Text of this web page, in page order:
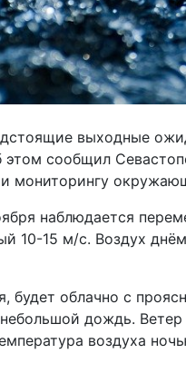
выходные
этом сообщил
мониторингу
наблюдается
10-15 м/с. Воздух
будет облачно с
дождь.
воздуха